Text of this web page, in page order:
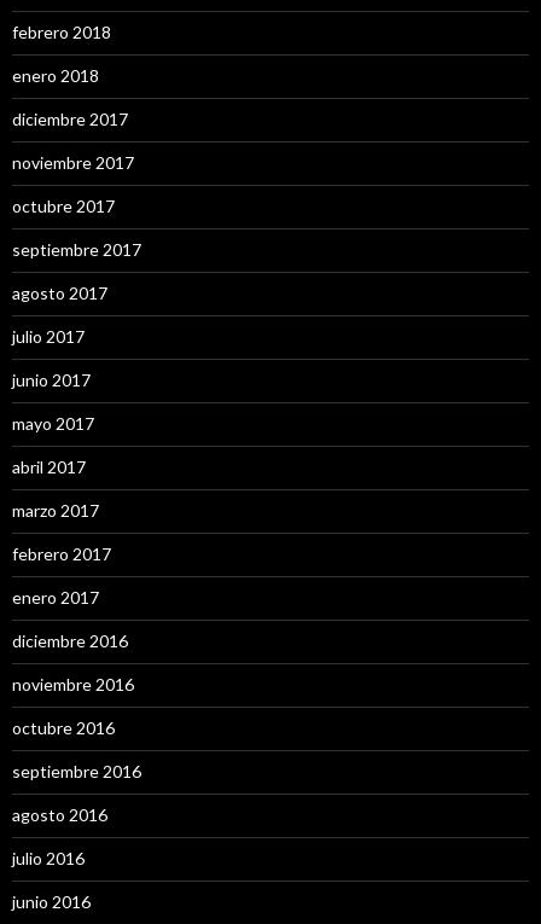
febrero 2018
enero 2018
diciembre 2017
noviembre 2017
octubre 2017
septiembre 2017
agosto 2017
julio 2017
junio 2017
mayo 2017
abril 2017
marzo 2017
febrero 2017
enero 2017
diciembre 2016
noviembre 2016
octubre 2016
septiembre 2016
agosto 2016
julio 2016
junio 2016